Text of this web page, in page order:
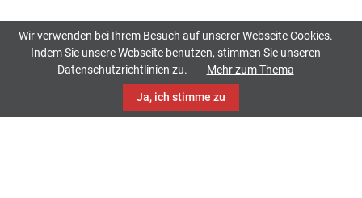
Wir verwenden bei Ihrem Besuch auf unserer Webseite Cookies.
Indem Sie unsere Webseite benutzen, stimmen Sie unseren
Datenschutzrichtlinien zu.
Mehr zum Thema
Ja, ich stimme zu